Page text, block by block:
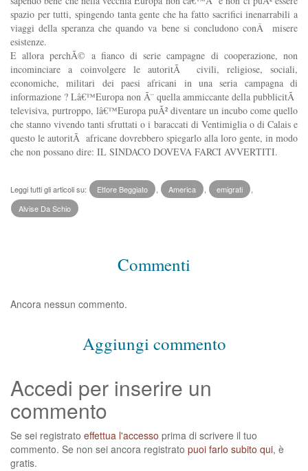
spazio per tutti, spingendo tanta gente che ha fatto sacrifici inenarrabili a
viaggi della speranza che quando va bene si concludono conÂ misere
esistenze.
E allora perchÃ© a fianco di serie campagne di cooperazione, non
incominciare a coinvolgere le autoritÃ civili, religiose, sociali,
economiche, militari dei paesi africani in una seria campagna di
informazione ? Lâ€™Europa non Ã¨ quella ammiccante della pubblicitÃ
televisiva, purtroppo, lâ€™Europa puÃ² diventare un incubo come quello
che stanno vivendo tanti sfruttati o i baraccati di Ventimiglia o di Calais e
questo le autoritÃ africane dovrebbero spiegarlo alla loro gente, in modo
che non possano dire: IL SINDACO DOVEVA FARCI AVVERTITI.
Leggi tutti gli articoli su: Ettore Beggiato America emigrati
Alvise Da Schio
Commenti
Ancora nessun commento.
Aggiungi commento
Accedi per inserire un
commento
Se sei registrato effettua l'accesso prima di scrivere il tuo
commento. Se non sei ancora registrato puoi farlo subito qui, è
gratis.